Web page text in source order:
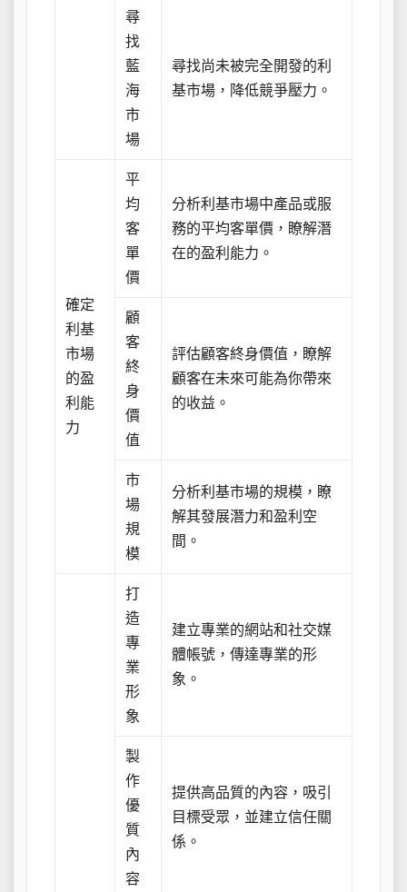
尋
找
藍
海
市
場
尋找尚未被完全開發的利
基市場，降低競爭壓力。
確定
利基
市場
的盈
利能
力
平
均
客
單
價
分析利基市場中產品或服
務的平均客單價，瞭解潛
在的盈利能力。
顧
客
終
身
價
值
評估顧客終身價值，瞭解
顧客在未來可能為你帶來
的收益。
市
場
規
模
分析利基市場的規模，瞭
解其發展潛力和盈利空
間。
打
造
專
業
形
象
建立專業的網站和社交媒
體帳號，傳達專業的形
象。
製
作
優
質
內
容
提供高品質的內容，吸引
目標受眾，並建立信任關
係。